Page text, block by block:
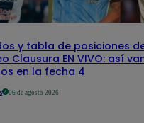
y tabla de posiciones
Clausura EN VIVO: así
en la fecha 4
06 de agosto 2026